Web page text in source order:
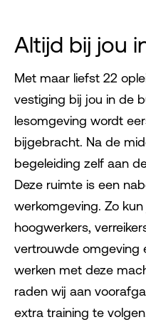
Altijd bij jou
Met maar liefst 22
vestiging bij jou in de
lesomgeving wordt
bijgebracht. Na de
begeleiding zelf aan
Deze ruimte is een
werkomgeving. Zo
hoogwerkers,
vertrouwde omgeving
werken met deze
raden wij aan
extra training te